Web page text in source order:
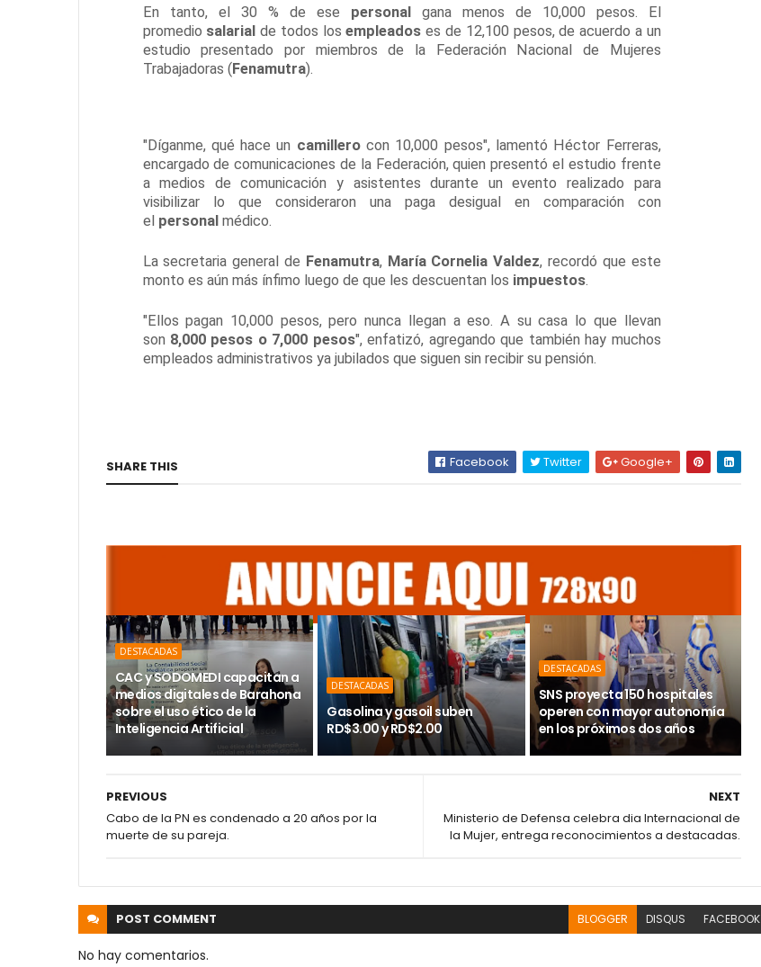
En tanto, el 30 % de ese personalgana menos de 10,000 pesos. El
promedio salarial de todos losempleados es de 12,100 pesos, de acuerdo a un
estudio presentado por miembros de la Federación Nacional de Mujeres
Trabajadoras (Fenamutra).
"Díganme, qué hace un camillerocon 10,000 pesos", lamentó Héctor Ferreras,
encargado de comunicaciones de la Federación, quien presentó el estudio frente
a medios de comunicación y asistentes durante un evento realizado para
visibilizar lo que consideraron una paga desigual en comparación con
el personalmédico.
La secretaria general de Fenamutra,María Cornelia Valdez, recordó que este
monto es aún más ínfimo luego de que les descuentan los impuestos.
"Ellos pagan 10,000 pesos, pero nunca llegan a eso. A su casa lo que llevan
son 8,000 pesos o 7,000 pesos", enfatizó, agregando que también hay muchos
empleados administrativos ya jubilados que siguen sin recibir su pensión.
SHARE THIS Facebook Twitter Google+
DESTACADAS
CAC y SODOMEDI capacitan a
medios digitales de Barahona
sobre el uso ético de la
Inteligencia Artificial
DESTACADAS
Gasolina y gasoil suben
RD$3.00 y RD$2.00
DESTACADAS
SNS proyecta 150 hospitales
operen con mayor autonomía
en los próximos dos años
NEXT
Ministerio de Defensa celebra dia Internacional de
la Mujer, entrega reconocimientos a destacadas.
PREVIOUS
Cabo de la PN es condenado a 20 años por la
muerte de su pareja.
POST COMMENT BLOGGER DISQUS FACEBOOK
No hay comentarios.